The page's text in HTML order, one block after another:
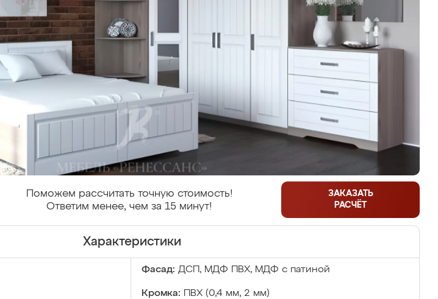
Поможем рассчитать точную стоимость!
Ответим менее, чем за 15 минут!
ЗАКАЗАТЬ
РАСЧЁТ
Характеристики
Фасад: ДСП, МДФ ПВХ, МДФ с патиной
Кромка: ПВХ (0,4 мм, 2 мм)